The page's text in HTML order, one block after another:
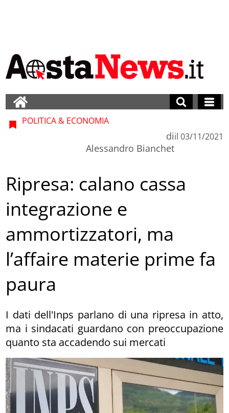
POLITICA & ECONOMIA
di
Alessandro Bianchet
il 03/11/2021
Ripresa: calano cassa
integrazione e
ammortizzatori, ma
l’affaire materie prime fa
paura
I dati dell'Inps parlano di una ripresa in atto,
ma i sindacati guardano con preoccupazione
quanto sta accadendo sui mercati